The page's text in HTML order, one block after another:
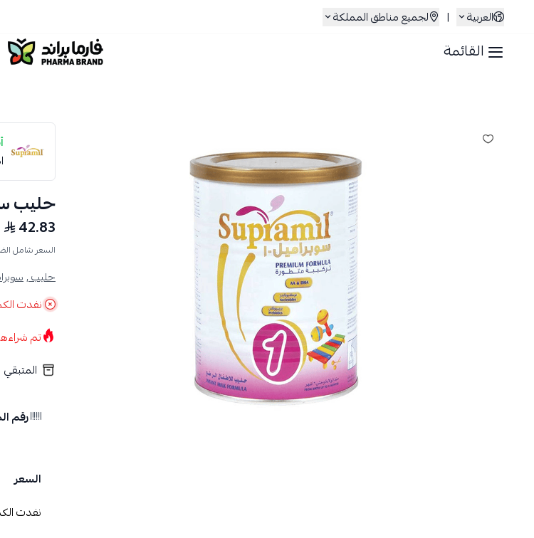
العربية | لجميع مناطق المملكة
القائمة صيدلية فارما براند
حليب
42.83
السعر شامل
حليب ,
نفدت
تم شراءه
المتبقي
رقم
السعر
نفدت